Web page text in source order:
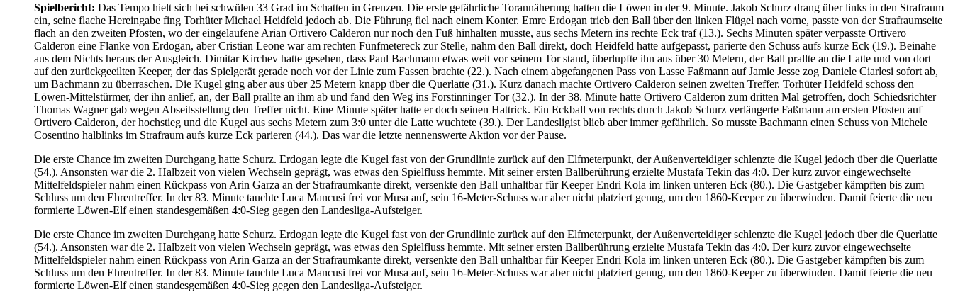
Spielbericht: Das Tempo hielt sich bei schwülen 33 Grad im Schatten in Grenzen. Die erste gefährliche Torannäherung hatten die Löwen in der 9. Minute. Jakob Schurz drang über links in den Strafraum
ein, seine flache Hereingabe fing Torhüter Michael Heidfeld jedoch ab. Die Führung fiel nach einem Konter. Emre Erdogan trieb den Ball über den linken Flügel nach vorne, passte von der Strafraumseite
flach an den zweiten Pfosten, wo der eingelaufene Arian Ortivero Calderon nur noch den Fuß hinhalten musste, aus sechs Metern ins rechte Eck traf (13.). Sechs Minuten später verpasste Ortivero
Calderon eine Flanke von Erdogan, aber Cristian Leone war am rechten Fünfmetereck zur Stelle, nahm den Ball direkt, doch Heidfeld hatte aufgepasst, parierte den Schuss aufs kurze Eck (19.). Beinahe
aus dem Nichts heraus der Ausgleich. Dimitar Kirchev hatte gesehen, dass Paul Bachmann etwas weit vor seinem Tor stand, überlupfte ihn aus über 30 Metern, der Ball prallte an die Latte und von dort
auf den zurückgeeilten Keeper, der das Spielgerät gerade noch vor der Linie zum Fassen brachte (22.). Nach einem abgefangenen Pass von Lasse Faßmann auf Jamie Jesse zog Daniele Ciarlesi sofort ab,
um Bachmann zu überraschen. Die Kugel ging aber aus über 25 Metern knapp über die Querlatte (31.). Kurz danach machte Ortivero Calderon seinen zweiten Treffer. Torhüter Heidfeld schoss den
Löwen-Mittelstürmer, der ihn anlief, an, der Ball prallte an ihm ab und fand den Weg ins Forstinninger Tor (32.). In der 38. Minute hatte Ortivero Calderon zum dritten Mal getroffen, doch Schiedsrichter
Thomas Wagner gab wegen Abseitsstellung den Treffer nicht. Eine Minute später hatte er doch seinen Hattrick. Ein Eckball von rechts durch Jakob Schurz verlängerte Faßmann am ersten Pfosten auf
Ortivero Calderon, der hochstieg und die Kugel aus sechs Metern zum 3:0 unter die Latte wuchtete (39.). Der Landesligist blieb aber immer gefährlich. So musste Bachmann einen Schuss von Michele
Cosentino halblinks im Strafraum aufs kurze Eck parieren (44.). Das war die letzte nennenswerte Aktion vor der Pause.
Die erste Chance im zweiten Durchgang hatte Schurz. Erdogan legte die Kugel fast von der Grundlinie zurück auf den Elfmeterpunkt, der Außenverteidiger schlenzte die Kugel jedoch über die Querlatte
(54.). Ansonsten war die 2. Halbzeit von vielen Wechseln geprägt, was etwas den Spielfluss hemmte. Mit seiner ersten Ballberührung erzielte Mustafa Tekin das 4:0. Der kurz zuvor eingewechselte
Mittelfeldspieler nahm einen Rückpass von Arin Garza an der Strafraumkante direkt, versenkte den Ball unhaltbar für Keeper Endri Kola im linken unteren Eck (80.). Die Gastgeber kämpften bis zum
Schluss um den Ehrentreffer. In der 83. Minute tauchte Luca Mancusi frei vor Musa auf, sein 16-Meter-Schuss war aber nicht platziert genug, um den 1860-Keeper zu überwinden. Damit feierte die neu
formierte Löwen-Elf einen standesgemäßen 4:0-Sieg gegen den Landesliga-Aufsteiger.
Die erste Chance im zweiten Durchgang hatte Schurz. Erdogan legte die Kugel fast von der Grundlinie zurück auf den Elfmeterpunkt, der Außenverteidiger schlenzte die Kugel jedoch über die Querlatte
(54.). Ansonsten war die 2. Halbzeit von vielen Wechseln geprägt, was etwas den Spielfluss hemmte. Mit seiner ersten Ballberührung erzielte Mustafa Tekin das 4:0. Der kurz zuvor eingewechselte
Mittelfeldspieler nahm einen Rückpass von Arin Garza an der Strafraumkante direkt, versenkte den Ball unhaltbar für Keeper Endri Kola im linken unteren Eck (80.). Die Gastgeber kämpften bis zum
Schluss um den Ehrentreffer. In der 83. Minute tauchte Luca Mancusi frei vor Musa auf, sein 16-Meter-Schuss war aber nicht platziert genug, um den 1860-Keeper zu überwinden. Damit feierte die neu
formierte Löwen-Elf einen standesgemäßen 4:0-Sieg gegen den Landesliga-Aufsteiger.